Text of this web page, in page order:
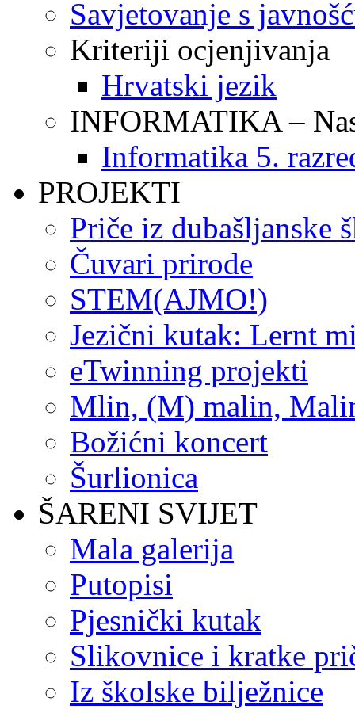
Savjetovanje s
Kriteriji ocjenjivanja
Hrvatski jezik
INFORMATIKA –
Informatika 5.
PROJEKTI
Priče iz dubašljanske
Čuvari prirode
STEM(AJMO!)
Jezični kutak: Lernt
eTwinning projekti
Mlin, (M) malin,
Božićni koncert
Šurlionica
ŠARENI SVIJET
Mala galerija
Putopisi
Pjesnički kutak
Slikovnice i kratke
Iz školske bilježnice